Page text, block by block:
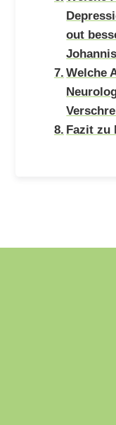
out
Welche
Fazit zu